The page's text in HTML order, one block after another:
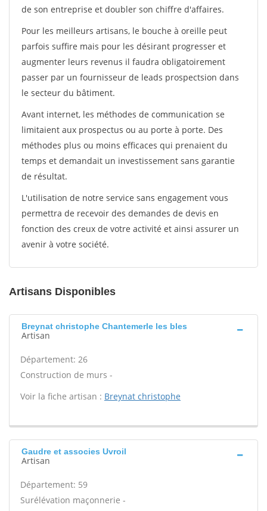
de son entreprise et doubler son chiffre d'affaires.
Pour les meilleurs artisans, le bouche à oreille peut
parfois suffire mais pour les désirant progresser et
augmenter leurs revenus il faudra obligatoirement
passer par un fournisseur de leads prospectsion dans
le secteur du bâtiment.
Avant internet, les méthodes de communication se
limitaient aux prospectus ou au porte à porte. Des
méthodes plus ou moins efficaces qui prenaient du
temps et demandait un investissement sans garantie
de résultat.
L'utilisation de notre service sans engagement vous
permettra de recevoir des demandes de devis en
fonction des creux de votre activité et ainsi assurer un
avenir à votre société.
Artisans Disponibles
Breynat christophe Chantemerle les bles
Artisan
Département: 26
Construction de murs -
Voir la fiche artisan : Breynat christophe
Gaudre et associes Uvroil
Artisan
Département: 59
Surélévation maçonnerie -